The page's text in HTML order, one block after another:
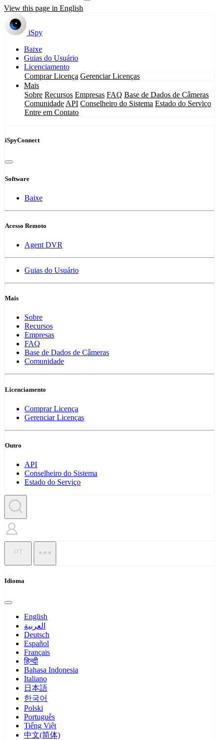
View this page in English
iSpy
Baixe
Guias do Usuário
Licenciamento
Comprar Licença Gerenciar Licenças
Mais
Sobre Recursos Empresas FAQ Base de Dados de Câmeras
Comunidade API Conselheiro do Sistema Estado do Serviço
Entre em Contato
iSpyConnect
Software
Baixe
Acesso Remoto
Agent DVR
Guias do Usuário
Mais
Sobre
Recursos
Empresas
FAQ
Base de Dados de Câmeras
Comunidade
Licenciamento
Comprar Licença
Gerenciar Licenças
Outro
API
Conselheiro do Sistema
Estado do Serviço
PT
Idioma
English
العربية
Deutsch
Español
Français
हिन्दी
Bahasa Indonesia
Italiano
日本語
한국어
Polski
Português
Tiếng Việt
中文(简体)